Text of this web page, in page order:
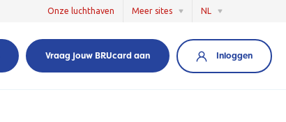
Onze luchthaven Meer sites NL
Vraag jouw BRUcard aan Inloggen